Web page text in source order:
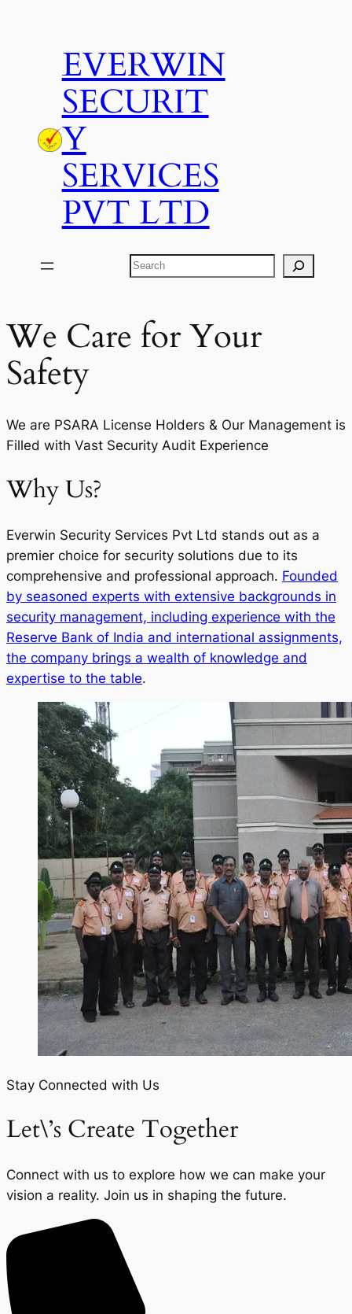
EVERWIN
SECURIT
Y
SERVICES
PVT LTD
Search
We Care for Your
Safety
We are PSARA License Holders & Our Management is
Filled with Vast Security Audit Experience
Why Us?
Everwin Security Services Pvt Ltd stands out as a
premier choice for security solutions due to its
comprehensive and professional approach. Founded
by seasoned experts with extensive backgrounds in
security management, including experience with the
Reserve Bank of India and international assignments,
the company brings a wealth of knowledge and
expertise to the table.
Stay Connected with Us
Let\’s Create Together
Connect with us to explore how we can make your
vision a reality. Join us in shaping the future.